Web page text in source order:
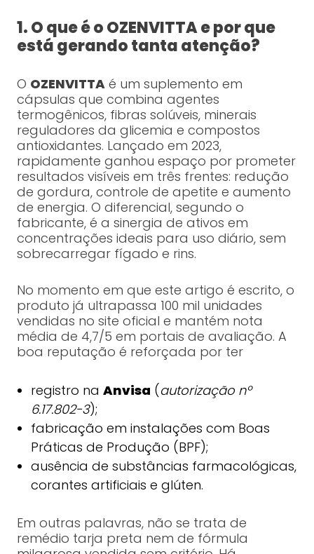
1. O que é o OZENVITTA e por que
está gerando tanta atenção?
O OZENVITTAé um suplemento em
cápsulas que combina agentes
termogênicos, fibras solúveis, minerais
reguladores da glicemia e compostos
antioxidantes. Lançado em 2023,
rapidamente ganhou espaço por prometer
resultados visíveis em três frentes: redução
de gordura, controle de apetite e aumento
de energia. O diferencial, segundo o
fabricante, é a sinergia de ativos em
concentrações ideais para uso diário, sem
sobrecarregar fígado e rins.
No momento em que este artigo é escrito, o
produto já ultrapassa 100 mil unidades
vendidas no site oficial e mantém nota
média de 4,7/5 em portais de avaliação. A
boa reputação é reforçada por ter
registro na Anvisa (autorização nº
6.17.802-3);
fabricação em instalações com Boas
Práticas de Produção (BPF);
ausência de substâncias farmacológicas,
corantes artificiais e glúten.
Em outras palavras, não se trata de
remédio tarja preta nem de fórmula